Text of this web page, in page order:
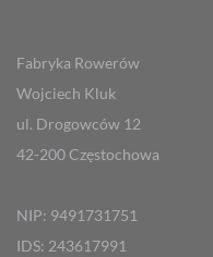
Fabryka Rowerów
Wojciech Kluk
ul. Drogowców 12
42-200 Częstochowa
NIP: 9491731751
IDS: 243617991